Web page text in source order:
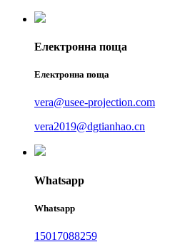
Електронна поща
Електронна поща
vera@usee-projection.com
vera2019@dgtianhao.cn
Whatsapp
Whatsapp
15017088259